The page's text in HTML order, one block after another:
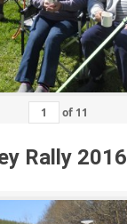
of 11
Rally 2016